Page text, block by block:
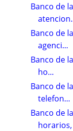
Banco de
Banco de
agenci...
Banco de
ho...
Banco de
telefon...
Banco de
horarios,